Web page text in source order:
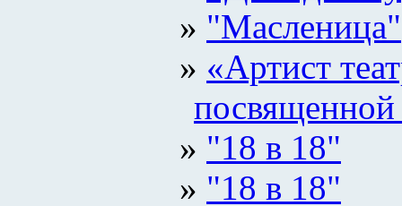
"Масленица"
«Артист
посвященной
"18 в 18"
"18 в 18"